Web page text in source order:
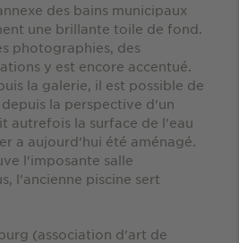
des bains municipaux
une brillante toile de fond.
photographies, des
y est encore accentué.
la galerie, il est possible de
la perspective d'un
autrefois la surface de l'eau
a aujourd'hui été aménagé.
l'imposante salle
l'ancienne piscine sert
(association d'art de